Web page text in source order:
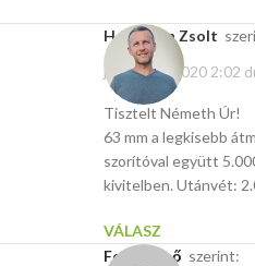
Hoffmann Zsolt
január 22, 2020 2:02
Tisztelt Németh Úr!
63 mm a legkisebb
szorítóval együtt
kivitelben. Utánvét:
VÁLASZ
Fehér Ernő szerint: